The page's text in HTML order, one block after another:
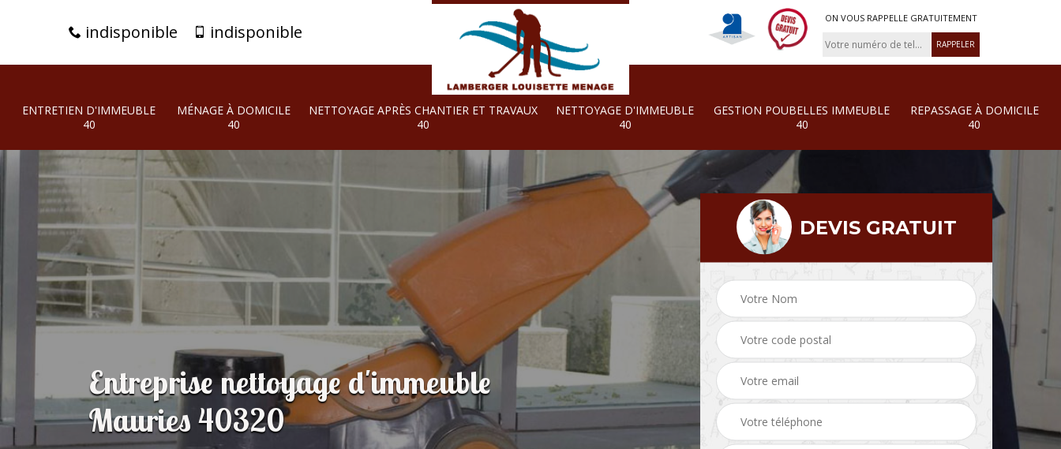
indisponible indisponible
ON VOUS RAPPELLE GRATUITEMENT
ENTRETIEN D'IMMEUBLE
40
MÉNAGE À DOMICILE
40
NETTOYAGE APRÈS CHANTIER ET TRAVAUX
40
NETTOYAGE D'IMMEUBLE
40
GESTION POUBELLES IMMEUBLE
40
REPASSAGE À DOMICILE
40
Entreprise nettoyage d'immeuble
Mauries 40320
DEVIS GRATUIT